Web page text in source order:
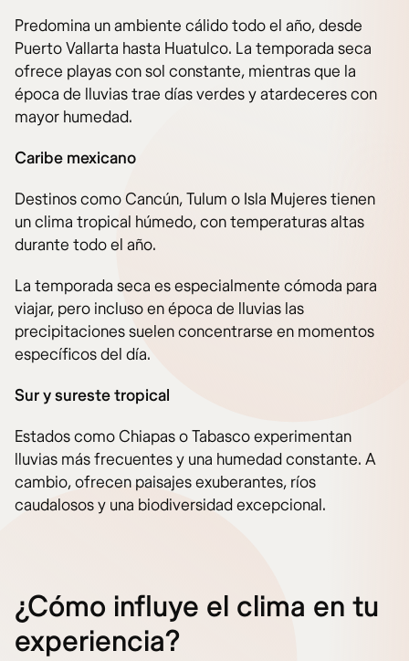
Predomina un ambiente cálido todo el año, desde
Puerto Vallarta hasta Huatulco. La temporada seca
ofrece playas con sol constante, mientras que la
época de lluvias trae días verdes y atardeceres con
mayor humedad.
Caribe mexicano
Destinos como Cancún, Tulum o Isla Mujeres tienen
un clima tropical húmedo, con temperaturas altas
durante todo el año.
La temporada seca es especialmente cómoda para
viajar, pero incluso en época de lluvias las
precipitaciones suelen concentrarse en momentos
específicos del día.
Sur y sureste tropical
Estados como Chiapas o Tabasco experimentan
lluvias más frecuentes y una humedad constante. A
cambio, ofrecen paisajes exuberantes, ríos
caudalosos y una biodiversidad excepcional.
¿Cómo influye el clima en tu
experiencia?